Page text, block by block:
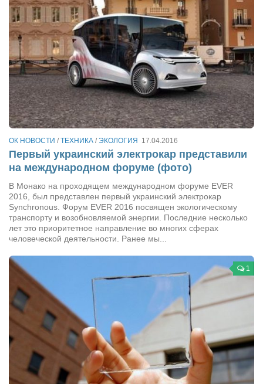
Ольга Чикина
Бизнес-партнёры
Здоровье
Врач психиатр–нарколог Анплеев А.Б.
Косметологическое отделение КП Сумская
городская клиническая больница №4
Оптика — Медтехника
Кафе, клубы, рестораны
«Винегрет» — демократичный ресторан
«ЧАЙ — КАВА» магазин — кафе
Магазины
«CYCLE GARAGE» — магазин велосипедов
Багетный двор
МАГАЗИН СТИХОВ НА ЗАКАЗ
«Павел» — магазин мужской одежды
Туризм
«Траверс» — экипировочный центр
Журналисты
ОК НОВОСТИ /ТЕХНИКА /ЭКОЛОГИЯ 17.04.2016
Первый украинский электрокар представили
на международном форуме (фото)
В Монако на проходящем международном форуме EVER
2016, был представлен первый украинский электрокар
Synchronous. Форум EVER 2016 посвящен экологическому
транспорту и возобновляемой энергии. Последние несколько
лет это приоритетное направление во многих сферах
человеческой деятельности. Ранее мы...
1